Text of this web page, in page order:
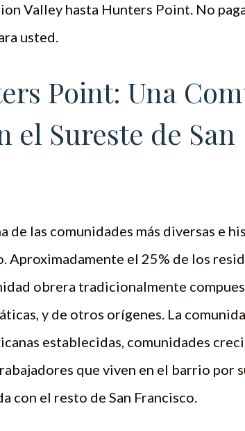
Valley hasta Hunters Point. No
usted.
Point: Una
el Sureste de San
de las comunidades más diversas e
Aproximadamente el 25% de los
obrera tradicionalmente
y de otros orígenes. La
establecidas, comunidades
que viven en el barrio por
con el resto de San Francisco.